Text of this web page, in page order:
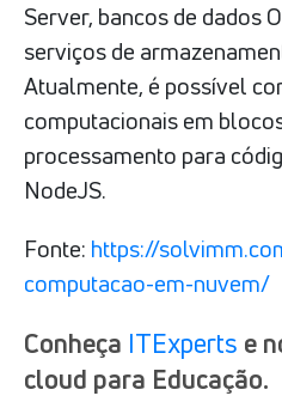
Server, bancos de dados
serviços de
Atualmente, é possível
computacionais em
processamento para
NodeJS.
Fonte: https://
computacao-em-nuvem/
Conheça ITExperts e
cloud para Educação.